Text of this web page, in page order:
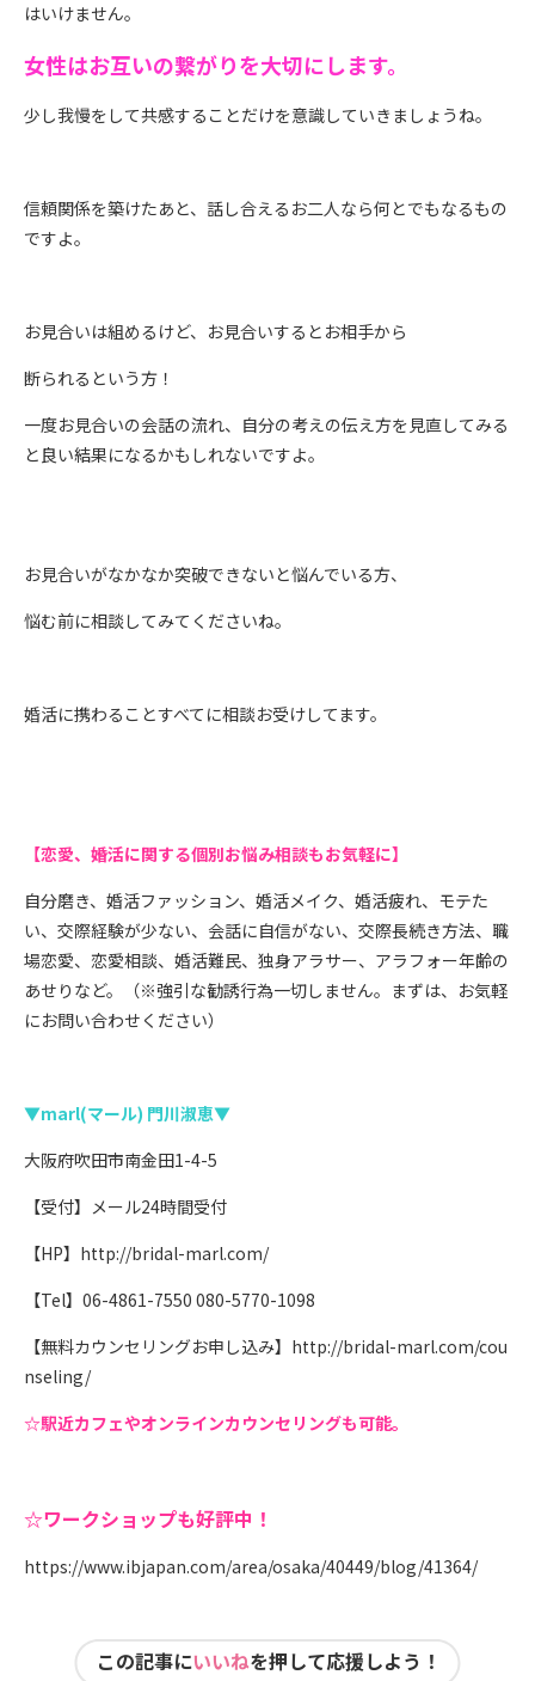
はいけません。
女性はお互いの繋がりを大切にします。
少し我慢をして共感することだけを意識していきましょうね。
信頼関係を築けたあと、話し合えるお二人なら何とでもなるもの
ですよ。
お見合いは組めるけど、お見合いするとお相手から
断られるという方！
一度お見合いの会話の流れ、自分の考えの伝え方を見直してみる
と良い結果になるかもしれないですよ。
お見合いがなかなか突破できないと悩んでいる方、
悩む前に相談してみてくださいね。
婚活に携わることすべてに相談お受けしてます。
【恋愛、婚活に関する個別お悩み相談もお気軽に】
自分磨き、婚活ファッション、婚活メイク、婚活疲れ、モテた
い、交際経験が少ない、会話に自信がない、交際長続き方法、職
場恋愛、恋愛相談、婚活難民、独身アラサー、アラフォー年齢の
あせりなど。（※強引な勧誘行為一切しません。まずは、お気軽
にお問い合わせください）
▼marl(マール) 門川淑恵▼
大阪府吹田市南金田1-4-5
【受付】メール24時間受付
【HP】 http://bridal-marl.com/
【Tel】06-4861-7550 080-5770-1098
【無料カウンセリングお申し込み】 http://bridal-marl.com/cou
nseling/
☆駅近カフェやオンラインカウンセリングも可能。
☆ワークショップも好評中！
https://www.ibjapan.com/area/osaka/40449/blog/41364/
この記事にいいねを押して応援しよう！